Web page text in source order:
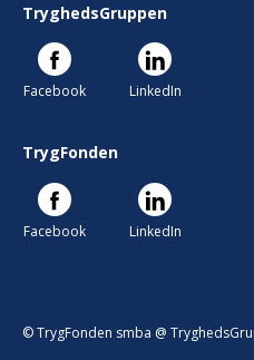
TryghedsGruppen
Facebook LinkedIn
TrygFonden
Facebook LinkedIn
© TrygFonden smba @